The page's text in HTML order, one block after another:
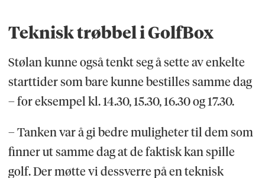
Teknisk trøbbel i GolfBox
Stølan kunne også tenkt seg å sette av enkelte
starttider som bare kunne bestilles samme dag
– for eksempel kl. 14.30, 15.30, 16.30 og 17.30.
– Tanken var å gi bedre muligheter til dem som
finner ut samme dag at de faktisk kan spille
golf. Der møtte vi dessverre på en teknisk